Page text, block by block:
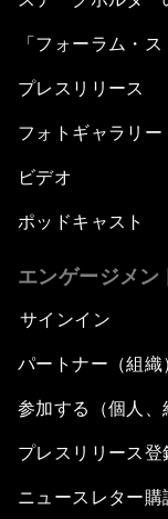
「フォーラム・ス
プレスリリース
フォトギャラリー
ビデオ
ポッドキャスト
エンゲージメン
サインイン
パートナー（組織
参加する（個人、
プレスリリース登
ニュースレター購